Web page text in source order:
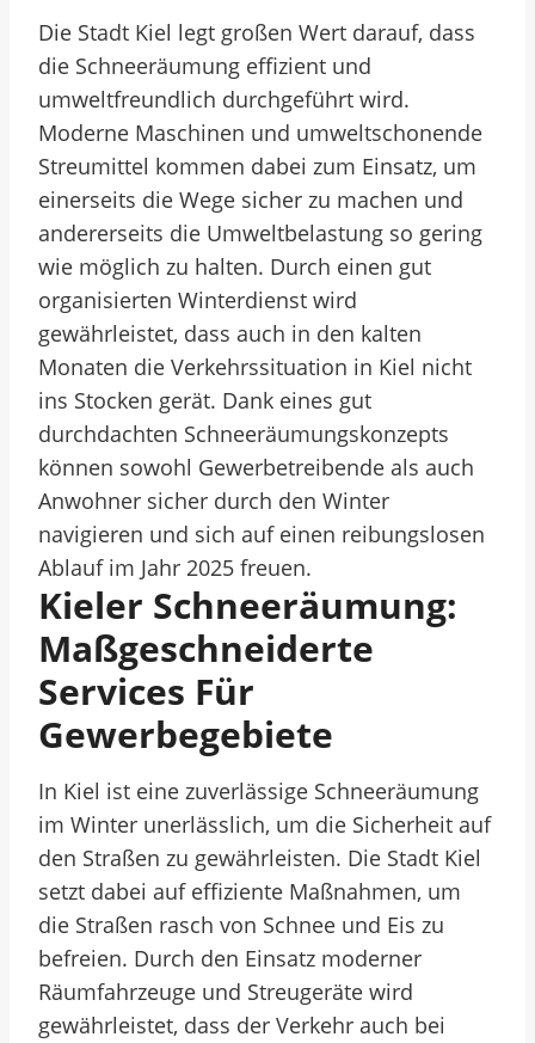
Die Stadt Kiel legt großen Wert darauf, dass
die Schneeräumung effizient und
umweltfreundlich durchgeführt wird.
Moderne Maschinen und umweltschonende
Streumittel kommen dabei zum Einsatz, um
einerseits die Wege sicher zu machen und
andererseits die Umweltbelastung so gering
wie möglich zu halten. Durch einen gut
organisierten Winterdienst wird
gewährleistet, dass auch in den kalten
Monaten die Verkehrssituation in Kiel nicht
ins Stocken gerät. Dank eines gut
durchdachten Schneeräumungskonzepts
können sowohl Gewerbetreibende als auch
Anwohner sicher durch den Winter
navigieren und sich auf einen reibungslosen
Ablauf im Jahr 2025 freuen.
Kieler Schneeräumung:
Maßgeschneiderte
Services Für
Gewerbegebiete
In Kiel ist eine zuverlässige Schneeräumung
im Winter unerlässlich, um die Sicherheit auf
den Straßen zu gewährleisten. Die Stadt Kiel
setzt dabei auf effiziente Maßnahmen, um
die Straßen rasch von Schnee und Eis zu
befreien. Durch den Einsatz moderner
Räumfahrzeuge und Streugeräte wird
gewährleistet, dass der Verkehr auch bei